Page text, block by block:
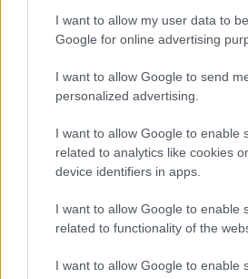
I want to allow my user data to
Google for online advertising
I want to allow Google to send
personalized advertising.
I want to allow Google to enable
related to analytics like cookies
device identifiers in apps.
I want to allow Google to enable
related to functionality of the
I want to allow Google to enable
Βόλου, Τριανταφυλλίδη &
15:30
Ν.Μαγνησίας,09:00-15:00
128. Μαγνησία, Τρίκερι,Πλατεία
Κυριακής,09:30-13:30
129. Μεσσηνία, Καλαμάτα,
Κουμουνδούρος", 08:30 - 15:30
130. Μεσσηνία, Καλαμάτα,
Χορού (Εκπαιδευτικοί/
Υγείας, 09:00 - 14:30